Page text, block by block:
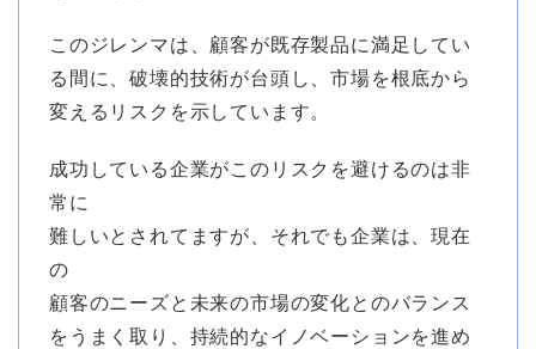
このジレンマは、顧客が既存製品に満足してい
る間に、破壊的技術が台頭し、市場を根底から
変えるリスクを示しています。
成功している企業がこのリスクを避けるのは非
常に
難しいとされてますが、それでも企業は、現在
の
顧客のニーズと未来の市場の変化とのバランス
をうまく取り、持続的なイノベーションを進め